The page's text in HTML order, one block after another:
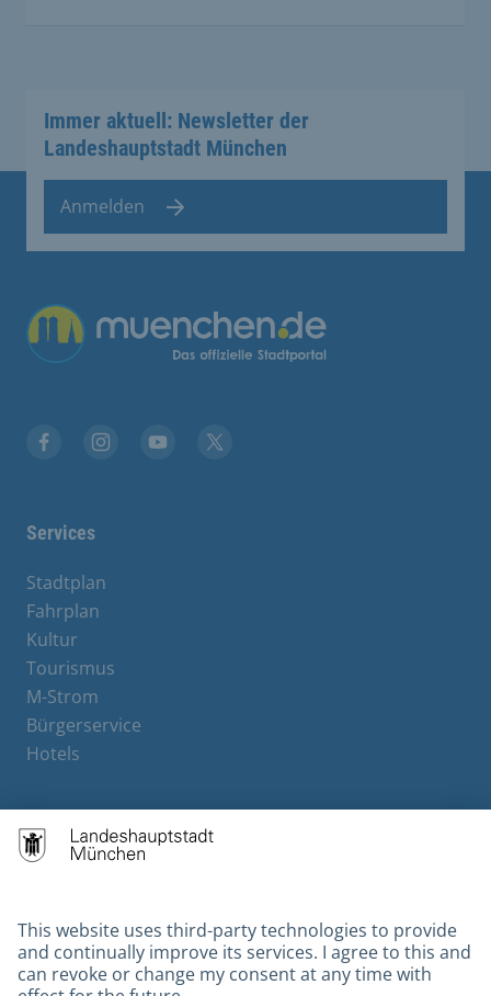
Immer aktuell: Newsletter der
Landeshauptstadt München
Anmelden
Übergreifende Links
Services
Stadtplan
Fahrplan
Kultur
Tourismus
M-Strom
Bürgerservice
Hotels
Contact
Gebärdensprache
Datenschutz